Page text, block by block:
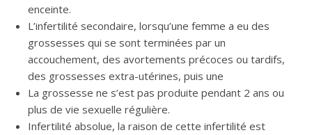
enceinte.
L’infertilité secondaire, lorsqu’une femme a eu des
grossesses qui se sont terminées par un
accouchement, des avortements précoces ou tardifs,
des grossesses extra-utérines, puis une
La grossesse ne s’est pas produite pendant 2 ans ou
plus de vie sexuelle régulière.
Infertilité absolue, la raison de cette infertilité est